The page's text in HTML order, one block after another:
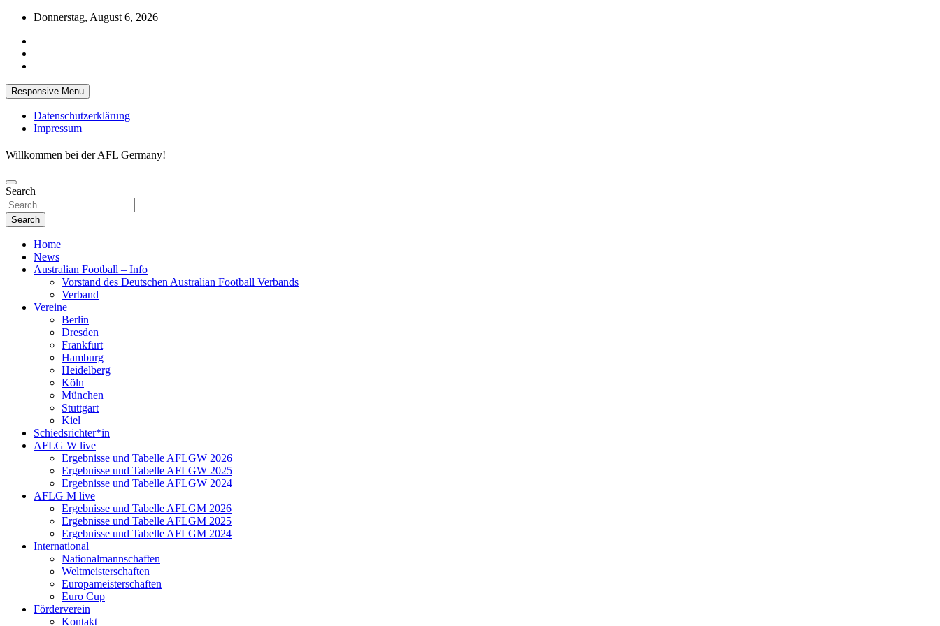
Skip
content
Donnerstag, August 6, 2026
Responsive Menu
Datenschutzerklärung
Impressum
Willkommen bei der AFL Germany!
Search
Search
Home
News
Australian Football – Info
Vorstand des Deutschen Australian Football Verbands
Verband
Vereine
Berlin
Dresden
Frankfurt
Hamburg
Heidelberg
Köln
München
Stuttgart
Kiel
Schiedsrichter*in
AFLG W live
Ergebnisse und Tabelle AFLGW 2026
Ergebnisse und Tabelle AFLGW 2025
Ergebnisse und Tabelle AFLGW 2024
AFLG M live
Ergebnisse und Tabelle AFLGM 2026
Ergebnisse und Tabelle AFLGM 2025
Ergebnisse und Tabelle AFLGM 2024
International
Nationalmannschaften
Weltmeisterschaften
Europameisterschaften
Euro Cup
Förderverein
Kontakt